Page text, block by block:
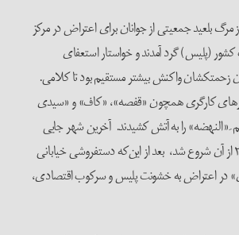
بلعید جمعیتی از جوانان برای اعتراض در مرکز
(پلیس) گرد آمدند و خواستار استعفای
واکنش بیشتر مستقیم بود تا کلامی.
کارگری همچون «قفصه»، «کاف» و «سیدی
«النهضه» را به آتش کشیدند. آخرین شهر جایی
است که انقلاب ۲۰۱۱ از آن شروع شد، بعد از این‌که دستفروشی خیابانی
در اعتراض به خشونت پلیس و سرکوب اقتصادی،